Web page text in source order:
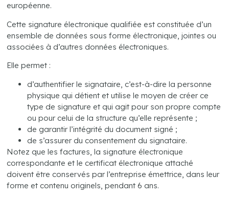
européenne.
Cette signature électronique qualifiée est constituée d’un
ensemble de données sous forme électronique, jointes ou
associées à d’autres données électroniques.
Elle permet :
d’authentifier le signataire, c’est-à-dire la personne
physique qui détient et utilise le moyen de créer ce
type de signature et qui agit pour son propre compte
ou pour celui de la structure qu’elle représente ;
de garantir l’intégrité du document signé ;
de s’assurer du consentement du signataire.
Notez que les factures, la signature électronique
correspondante et le certificat électronique attaché
doivent être conservés par l’entreprise émettrice, dans leur
forme et contenu originels, pendant 6 ans.